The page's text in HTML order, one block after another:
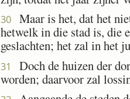
30
Maar is het, dat het
hetwelk in die stad is, die
geslachten; het zal in het
31
Doch de huizen der
worden; daarvoor zal